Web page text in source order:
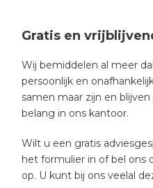
Gratis en
Wij bemiddelen al meer
persoonlijk en
samen maar zijn en
belang in ons kantoor.
Wilt u een gratis
het formulier in of bel ons
op. U kunt bij ons veelal